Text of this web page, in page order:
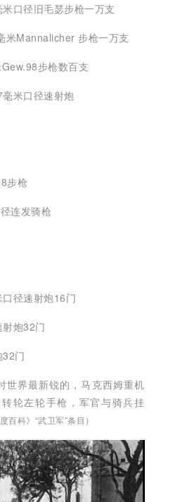
口径旧毛瑟步枪一万支
米Mannalicher 步枪一万支
步枪数百支
米口径速射炮
步枪
连发骑枪
径速射炮16门
炮32门
门
世界最新锐的，马克西姆重机
轮左轮手枪，军官与骑兵挂
百科》“武卫军”条目）